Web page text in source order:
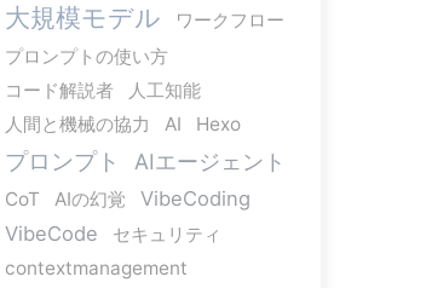
大規模モデル
ワークフロー
プロンプトの使い方
コード解説者
人工知能
人間と機械の協力
AI Hexo
プロンプト AIエージェント
CoT AIの幻覚
VibeCoding
VibeCode
セキュリティ
contextmanagement